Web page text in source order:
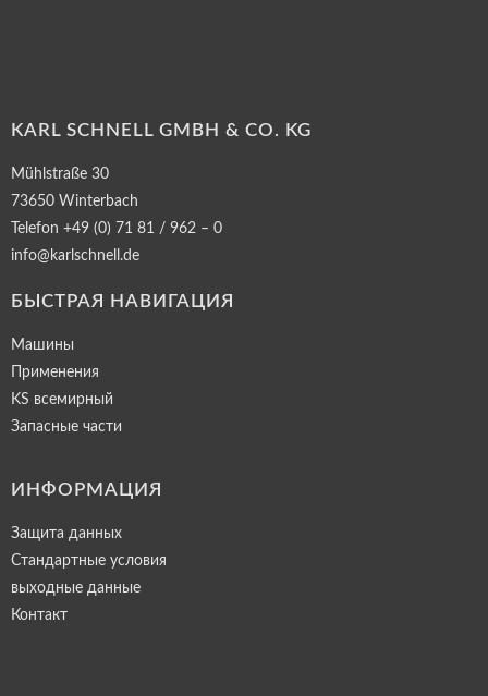
KARL SCHNELL GMBH & CO. KG
Mühlstraße 30
73650 Winterbach
Telefon +49 (0) 71 81 / 962 – 0
info@karlschnell.de
БЫСТРАЯ НАВИГАЦИЯ
Машины
Применения
KS всемирный
Запасные части
ИНФОРМАЦИЯ
Защита данных
Стандартные условия
выходные данные
Контакт